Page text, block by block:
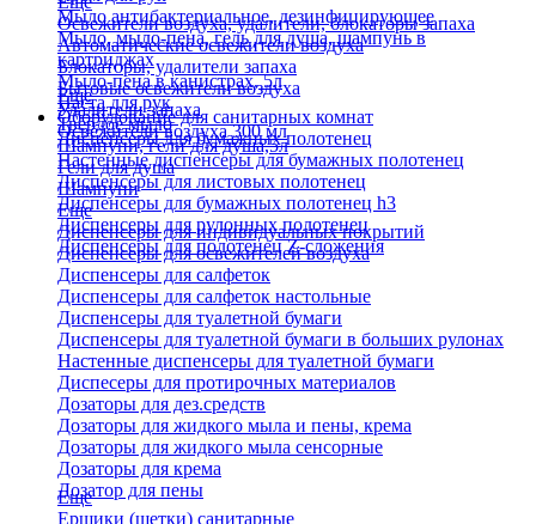
Мыло антибактериальное, дезинфицирующее
Мыло, мыло-пена, гель для душа, шампунь в
картриджах
Мыло-пена в канистрах, 5л
Паста для рук
Твердое мыло
Шампуни, гели для душа,5л
Гели для душа
Шампуни
Освежители воздуха, удалители, блокаторы запаха
Автоматические освежители воздуха
Блокаторы, удалители запаха
Бытовые освежители воздуха
Удалители запаха
Освежители воздуха 300 мл
Еще
Оборудование для санитарных комнат
Диспенсеры для бумажных полотенец
Настенные диспенсеры для бумажных полотенец
Диспенсеры для листовых полотенец
Диспенсеры для бумажных полотенец h3
Диспенсеры для рулонных полотенец
Диспенсеры для полотенец Z-сложения
Еще
Диспенсеры для индивидуальных покрытий
Диспенсеры для освежителей воздуха
Диспенсеры для салфеток
Диспенсеры для салфеток настольные
Диспенсеры для туалетной бумаги
Диспенсеры для туалетной бумаги в больших рулонах
Настенные диспенсеры для туалетной бумаги
Диспесеры для протирочных материалов
Дозаторы для дез.средств
Дозаторы для жидкого мыла и пены, крема
Дозаторы для жидкого мыла сенсорные
Дозаторы для крема
Дозатор для пены
Еще
Ершики (щетки) санитарные